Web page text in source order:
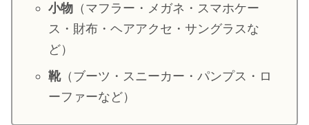
小物 （マフラー・メガネ・スマホケー
ス・財布・ヘアアクセ・サングラスな
ど）
靴（ブーツ・スニーカー・パンプス・ロ
ーファーなど）